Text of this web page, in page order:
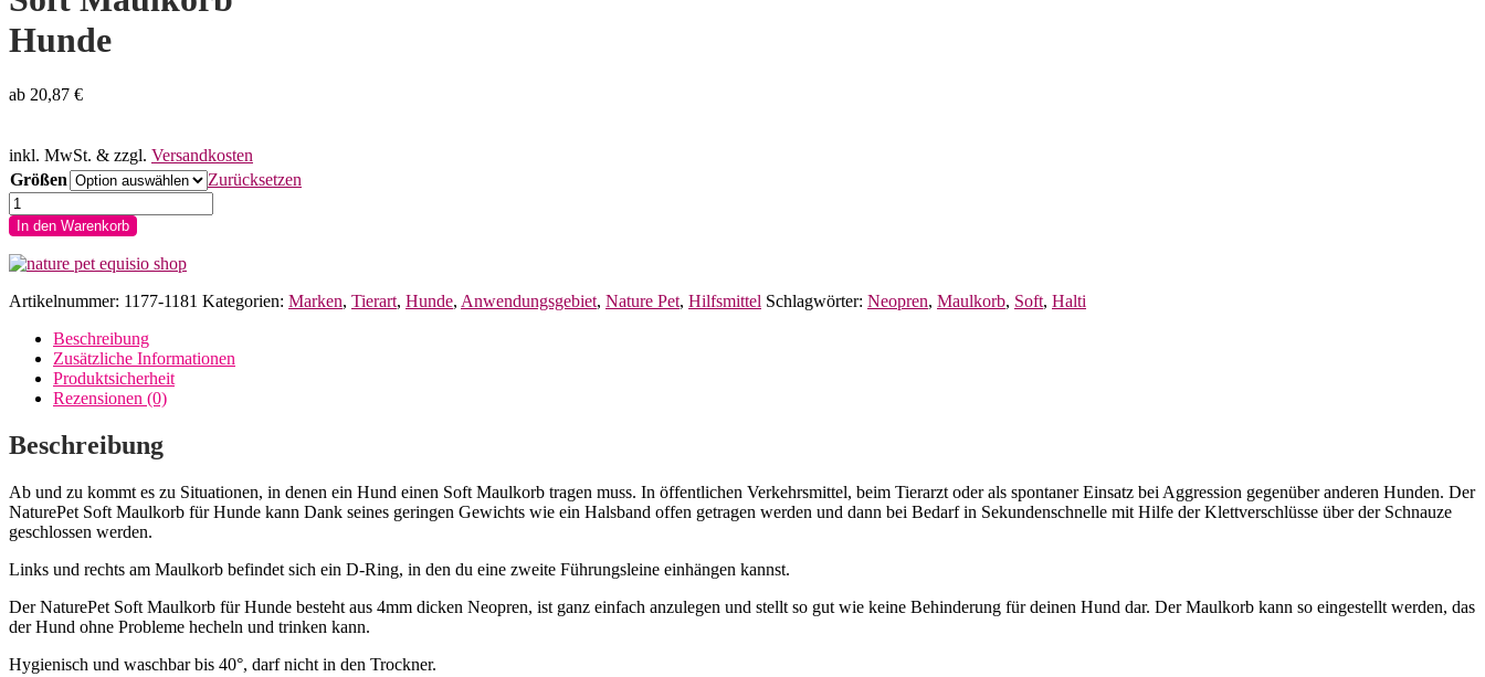
Hunde
ab 20,87 €
inkl. MwSt. & zzgl. Versandkosten
Größen
Zurücksetzen
Nature
Pet
Soft
Maulkorb
Menge
In den Warenkorb
Artikelnummer: 1177-1181 Kategorien: Marken, Tierart, Hunde, Anwendungsgebiet, Nature Pet, Hilfsmittel Schlagwörter: Neopren, Maulkorb, Soft, Halti
Beschreibung
Zusätzliche Informationen
Produktsicherheit
Rezensionen (0)
Beschreibung
Ab und zu kommt es zu Situationen, in denen ein Hund einen Soft Maulkorb tragen muss. In öffentlichen Verkehrsmittel, beim Tierarzt oder als spontaner Einsatz bei Aggression gegenüber anderen Hunden. Der
NaturePet Soft Maulkorb für Hunde kann Dank seines geringen Gewichts wie ein Halsband offen getragen werden und dann bei Bedarf in Sekundenschnelle mit Hilfe der Klettverschlüsse über der Schnauze
geschlossen werden.
Links und rechts am Maulkorb befindet sich ein D-Ring, in den du eine zweite Führungsleine einhängen kannst.
Der NaturePet Soft Maulkorb für Hunde besteht aus 4mm dicken Neopren, ist ganz einfach anzulegen und stellt so gut wie keine Behinderung für deinen Hund dar. Der Maulkorb kann so eingestellt werden, das
der Hund ohne Probleme hecheln und trinken kann.
Hygienisch und waschbar bis 40°, darf nicht in den Trockner.